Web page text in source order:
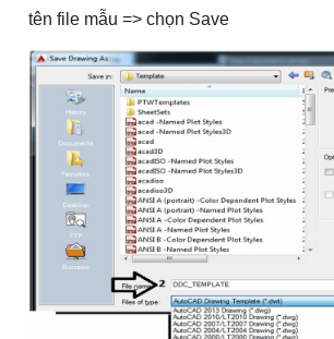
tên file mẫu => chọn Save